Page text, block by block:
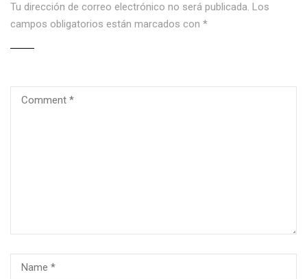
Tu dirección de correo electrónico no será publicada. Los
campos obligatorios están marcados con *